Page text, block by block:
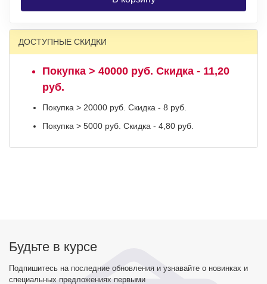
ДОСТУПНЫЕ СКИДКИ
Покупка > 40000 руб. Скидка - 11,20
руб.
Покупка > 20000 руб. Скидка - 8 руб.
Покупка > 5000 руб. Скидка - 4,80 руб.
Будьте в курсе
Подпишитесь на последние обновления и узнавайте о новинках и
специальных предложениях первыми